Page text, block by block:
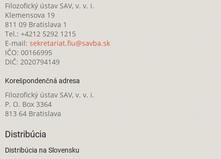
Filozofický ústav SAV, v. v. i.
Klemensova 19
811 09 Bratislava 1
Tel.: +4212 5292 1215
E-mail: sekretariat.fiu@savba.sk
IČO: 00166995
DIČ: 2020794149
Korešpondenčná adresa
Filozofický ústav SAV, v. v. i.
P. O. Box 3364
813 64 Bratislava
Distribúcia
Distribúcia na Slovensku